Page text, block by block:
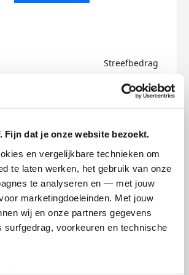
Fijn dat je onze website bezoekt.
en vergelijkbare technieken om
te laten werken, het gebruik van onze
te analyseren en — met jouw
marketingdoeleinden. Met jouw
wij en onze partners gegevens
surfgedrag, voorkeuren en technische
Streefbedrag
badges